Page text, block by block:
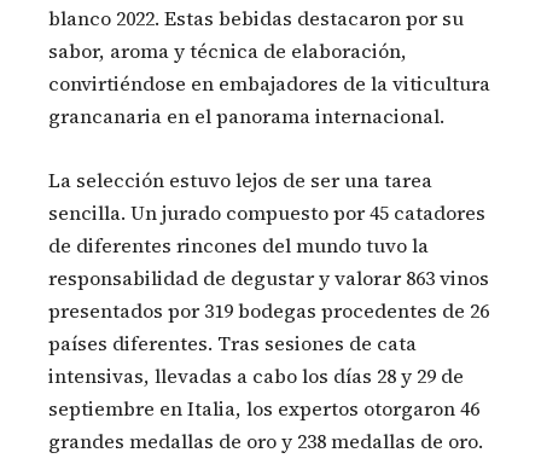
blanco 2022. Estas bebidas destacaron por su
sabor, aroma y técnica de elaboración,
convirtiéndose en embajadores de la viticultura
grancanaria en el panorama internacional.
La selección estuvo lejos de ser una tarea
sencilla. Un jurado compuesto por 45 catadores
de diferentes rincones del mundo tuvo la
responsabilidad de degustar y valorar 863 vinos
presentados por 319 bodegas procedentes de 26
países diferentes. Tras sesiones de cata
intensivas, llevadas a cabo los días 28 y 29 de
septiembre en Italia, los expertos otorgaron 46
grandes medallas de oro y 238 medallas de oro.